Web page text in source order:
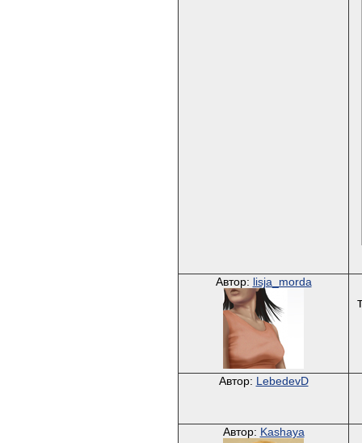
Автор: lisja_morda
Автор: LebedevD
Автор: Kashaya